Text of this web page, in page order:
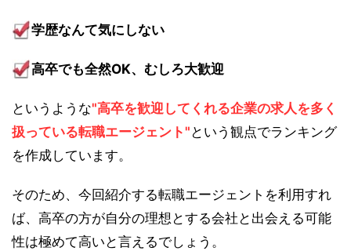
学歴なんて気にしない
高卒でも全然OK、むしろ大歓迎
というような"高卒を歓迎してくれる企業の求人を多く
扱っている転職エージェント" という観点でランキング
を作成しています。
そのため、今回紹介する転職エージェントを利用すれ
ば、高卒の方が自分の理想とする会社と出会える可能
性は極めて高いと言えるでしょう。